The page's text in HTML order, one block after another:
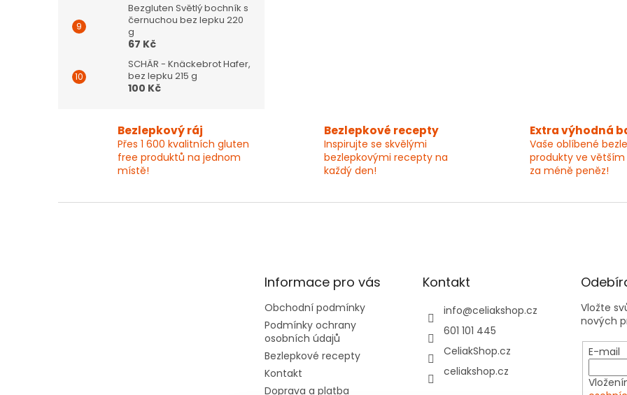
Bezgluten Světlý bochník s
černuchou bez lepku 220
g
67 Kč
SCHÄR - Knäckebrot Hafer,
bez lepku 215 g
100 Kč
Bezlepkový ráj
Přes 1 600 kvalitních gluten
free produktů na jednom
místě!
Bezlepkové recepty
Inspirujte se skvělými
bezlepkovými recepty na
každý den!
Extra výhodná
Vaše oblíbené
produkty ve
za méně peněz!
Informace pro vás
Obchodní podmínky
Podmínky ochrany
osobních údajů
Bezlepkové recepty
Kontakt
Doprava a platba
Kontakt
info@celiakshop.cz
601 101 445
CeliakShop.cz
celiakshop.cz
Vložte
nových
E-mail